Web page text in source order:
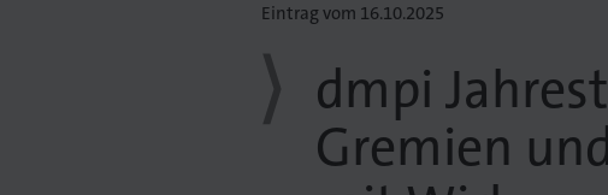
Eintrag vom 16.10.2025
dmpi
Gremien